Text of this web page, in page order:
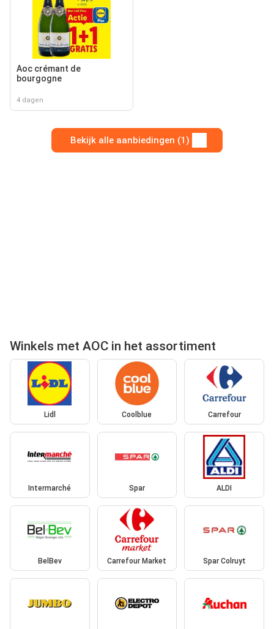
Aoc crémant de
bourgogne
4 dagen
Bekijk alle aanbiedingen (1)
Winkels met AOC in het assortiment
Lidl Coolblue Carrefour
Intermarché Spar ALDI
BelBev Carrefour Market Spar Colruyt